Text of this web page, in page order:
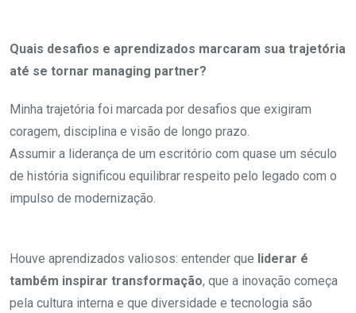
Quais desafios e aprendizados marcaram sua trajetória
até se tornar managing partner?
Minha trajetória foi marcada por desafios que exigiram
coragem, disciplina e visão de longo prazo.
Assumir a liderança de um escritório com quase um século
de história significou equilibrar respeito pelo legado com o
impulso de modernização.
Houve aprendizados valiosos: entender que liderar é
também inspirar transformação, que a inovação começa
pela cultura interna e que diversidade e tecnologia são